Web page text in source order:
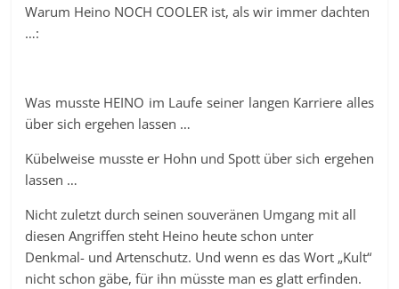
Warum Heino NOCH COOLER ist, als wir immer dachten
…:
Was musste HEINO im Laufe seiner langen Karriere alles
über sich ergehen lassen …
Kübelweise musste er Hohn und Spott über sich ergehen
lassen …
Nicht zuletzt durch seinen souveränen Umgang mit all
diesen Angriffen steht Heino heute schon unter
Denkmal- und Artenschutz. Und wenn es das Wort „Kult“
nicht schon gäbe, für ihn müsste man es glatt erfinden.